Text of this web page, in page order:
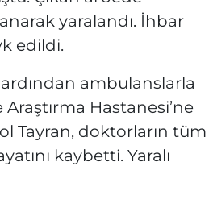
yaralandı. İhbar
edildi.
ambulanslarla
Hastanesi’ne
Tayran, doktorların tüm
kaybetti. Yaralı